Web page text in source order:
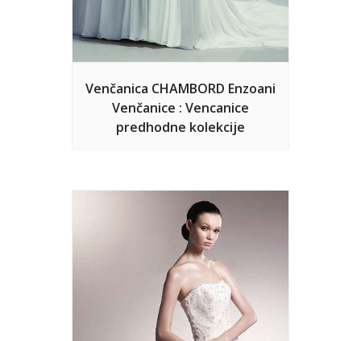
Venčanica CHAMBORD Enzoani
Venčanice : Vencanice
predhodne kolekcije